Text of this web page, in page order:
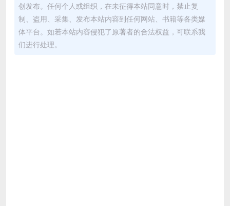
创发布。任何个人或组织，在未征得本站同意时，禁止复
制、盗用、采集、发布本站内容到任何网站、书籍等各类媒
体平台。如若本站内容侵犯了原著者的合法权益，可联系我
们进行处理。